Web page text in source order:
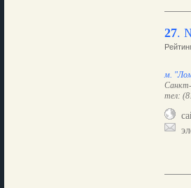
27.
м.
Санкт-
тел: